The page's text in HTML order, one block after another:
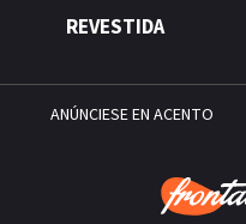
REVESTIDA
ANÚNCIESE EN ACENTO